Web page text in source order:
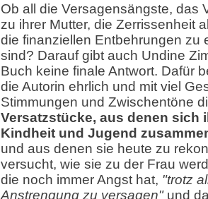
Ob all die Versagensängste, das
zu ihrer Mutter, die Zerrissenheit
die finanziellen Entbehrungen zu
sind? Darauf gibt auch Undine
Buch keine finale Antwort. Dafür
die Autorin ehrlich und mit viel
Stimmungen und Zwischentöne
Versatzstücke, aus denen sich
Kindheit und Jugend
und aus denen sie heute zu
versucht, wie sie zu der Frau
die noch immer Angst hat, "trotz
Anstrengung zu versagen"und